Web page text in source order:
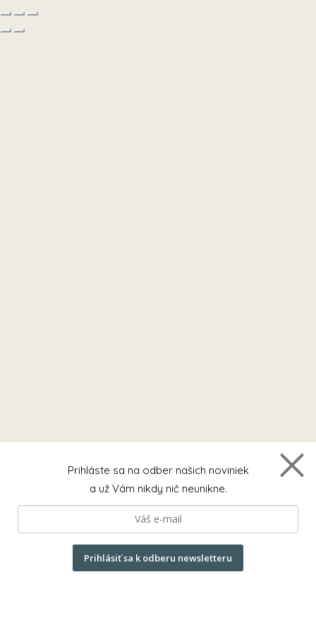
Prihláste sa na odber našich noviniek
a už Vám nikdy nič neunikne.
Prihlásiť sa k odberu newsletteru